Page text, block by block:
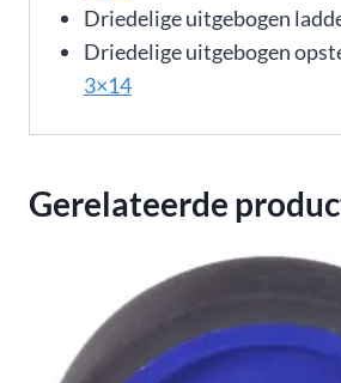
Driedelige uitgebogen
Driedelige uitgebogen
3×14
Gerelateerde